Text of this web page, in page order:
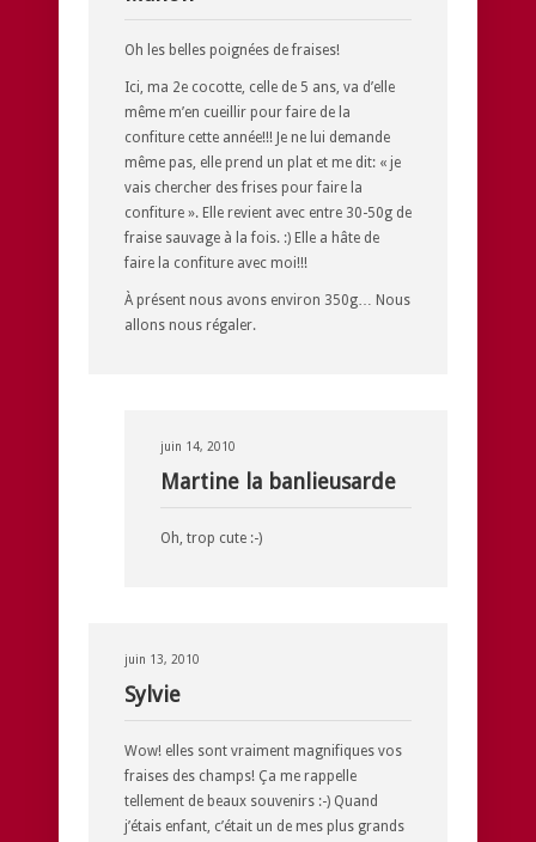
Oh les belles poignées de fraises!
Ici, ma 2e cocotte, celle de 5 ans, va d’elle
même m’en cueillir pour faire de la
confiture cette année!!! Je ne lui demande
même pas, elle prend un plat et me dit: « je
vais chercher des frises pour faire la
confiture ». Elle revient avec entre 30-50g de
fraise sauvage à la fois. :) Elle a hâte de
faire la confiture avec moi!!!
À présent nous avons environ 350g… Nous
allons nous régaler.
juin 14, 2010
Martine la banlieusarde
Oh, trop cute :-)
juin 13, 2010
Sylvie
Wow! elles sont vraiment magnifiques vos
fraises des champs! Ça me rappelle
tellement de beaux souvenirs :-) Quand
j’étais enfant, c’était un de mes plus grands